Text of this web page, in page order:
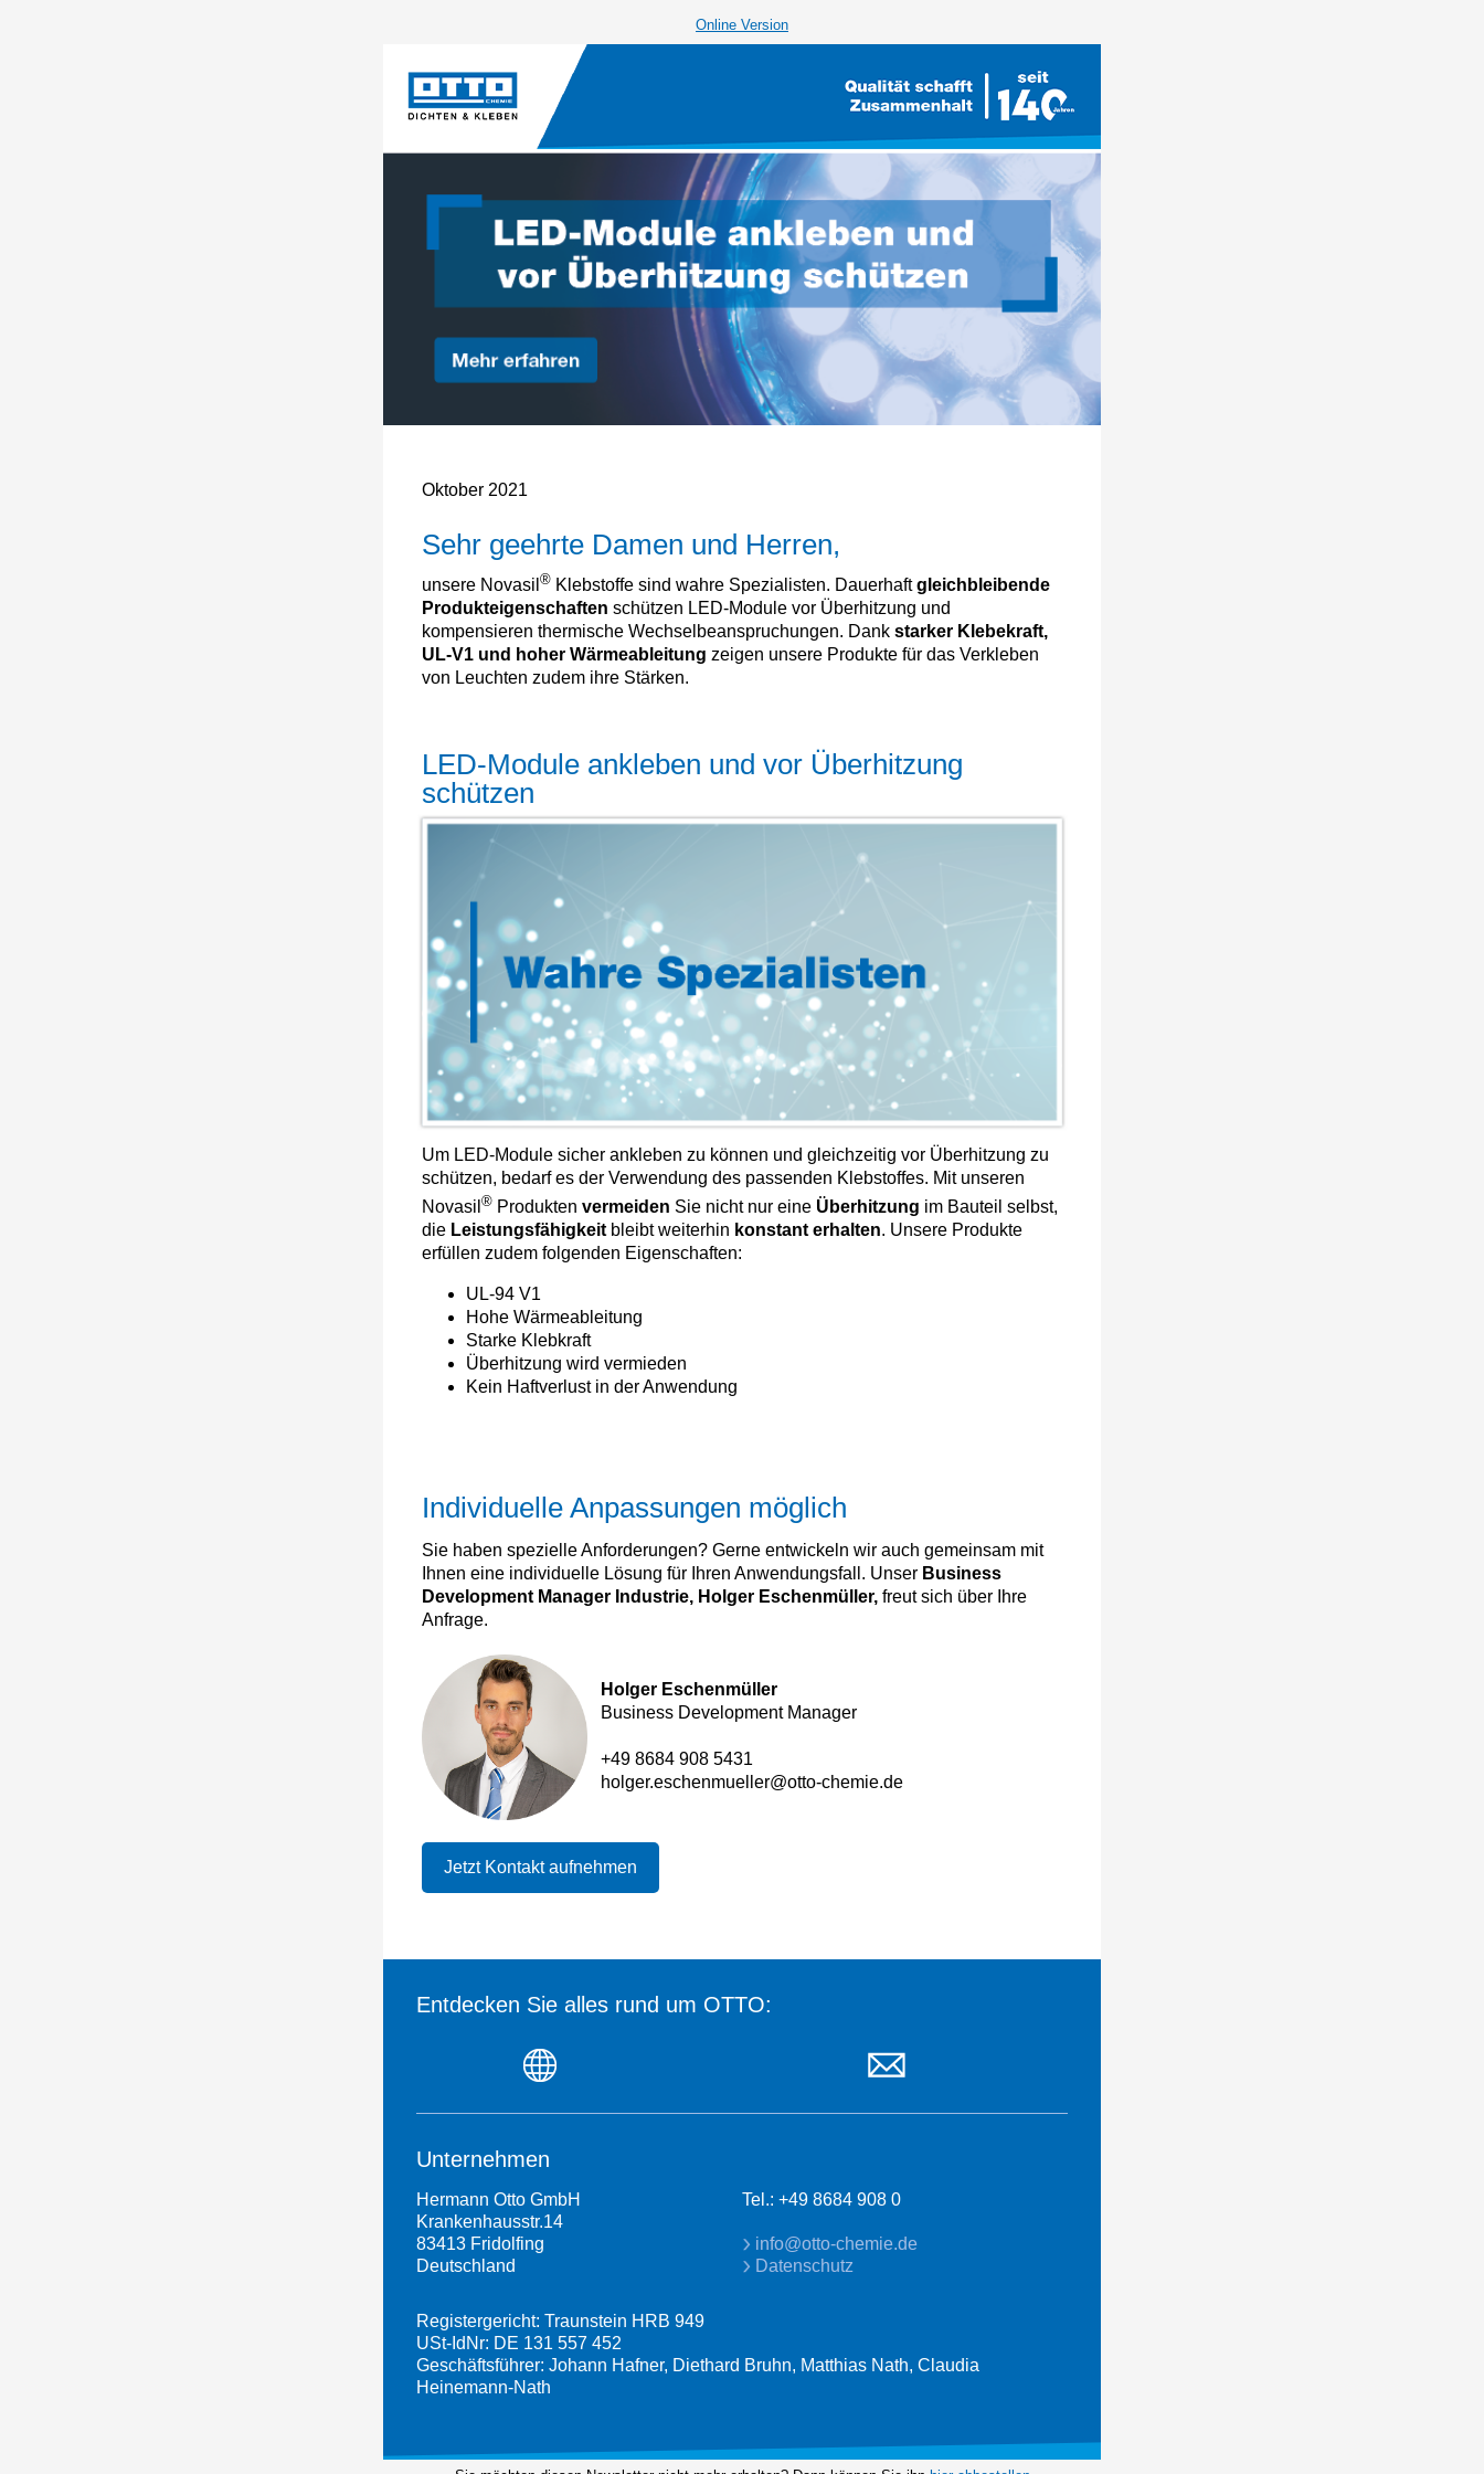
Online Version
Oktober 2021
Sehr geehrte Damen und Herren,
unsere Novasil ® Klebstoffe sind wahre Spezialisten. Dauerhaftgleichbleibende
Produkteigenschaften schützen LED-Module vor Überhitzung und
kompensieren thermische Wechselbeanspruchungen. Dank starker Klebekraft,
UL-V1 und hoher Wärmeableitung zeigen unsere Produkte für das Verkleben
von Leuchten zudem ihre Stärken.
LED-Module ankleben und vor Überhitzung
schützen
Um LED-Module sicher ankleben zu können und gleichzeitig vor Überhitzung zu
schützen, bedarf es der Verwendung des passenden Klebstoffes. Mit unseren
Novasil ® Produkten vermeiden Sie nicht nur eine Überhitzung im Bauteil selbst,
die Leistungsfähigkeit bleibt weiterhin konstant erhalten. Unsere Produkte
erfüllen zudem folgenden Eigenschaften:
UL-94 V1
Hohe Wärmeableitung
Starke Klebkraft
Überhitzung wird vermieden
Kein Haftverlust in der Anwendung
Individuelle Anpassungen möglich
Sie haben spezielle Anforderungen? Gerne entwickeln wir auch gemeinsam mit
Ihnen eine individuelle Lösung für Ihren Anwendungsfall. Unser Business
Development Manager Industrie, Holger Eschenmüller, freut sich über Ihre
Anfrage.
Holger Eschenmüller
Business Development Manager
+49 8684 908 5431
holger.eschenmueller@otto-chemie.de
Jetzt Kontakt aufnehmen
Entdecken Sie alles rund um OTTO:
Unternehmen
Hermann Otto GmbH
Krankenhausstr.14
83413 Fridolfing
Deutschland
Tel.: +49 8684 908 0
info@otto-chemie.de
Datenschutz
Registergericht: Traunstein HRB 949
USt-IdNr: DE 131 557 452
Geschäftsführer: Johann Hafner, Diethard Bruhn, Matthias Nath, Claudia
Heinemann-Nath